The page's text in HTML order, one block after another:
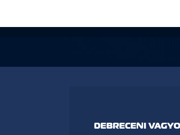
DEBRECENI